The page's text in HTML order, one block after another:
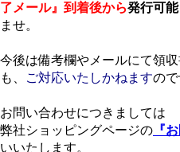
了メール』到着後から発行可
ませ。
今後は備考欄やメールにて領
も、
ご対応いたしかねますので
お問い合わせにつきましては
弊社ショッピングページの 『
いいたします。